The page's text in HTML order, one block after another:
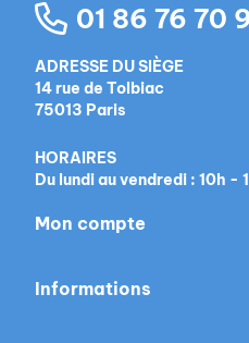
01 86 76 70
ADRESSE DU SIÈGE
14 rue de Tolbiac
75013 Paris
HORAIRES
Du lundi au vendredi : 10h
Mon compte
Informations